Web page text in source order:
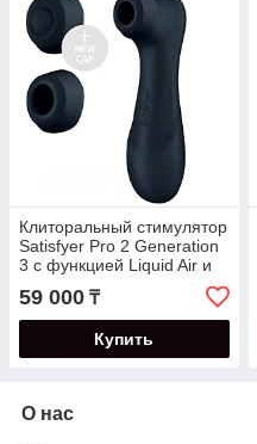
Клиторальный стимулятор
Satisfyer Pro 2 Generation
3 с функцией Liquid Air и
59 000 ₸
Купить
О нас